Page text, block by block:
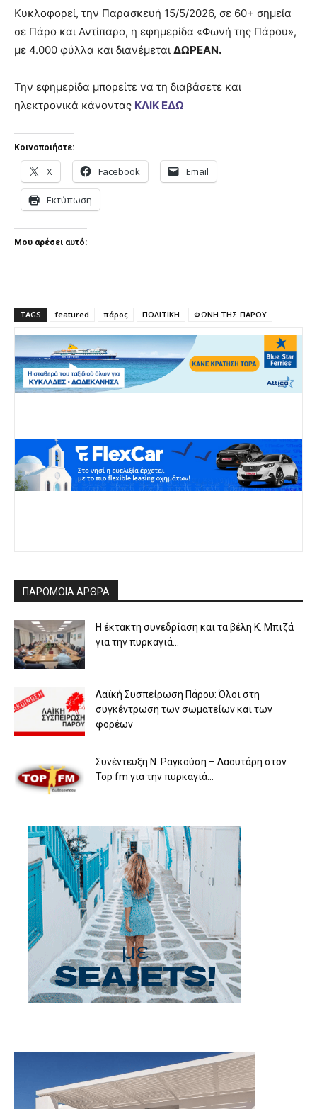
Κυκλοφορεί, την Παρασκευή 15/5/2026, σε 60+ σημεία
σε Πάρο και Αντίπαρο, η εφημερίδα «Φωνή της Πάρου»,
με 4.000 φύλλα και διανέμεται ΔΩΡΕΑΝ.
Την εφημερίδα μπορείτε να τη διαβάσετε και
ηλεκτρονικά κάνοντας ΚΛΙΚ ΕΔΩ
Κοινοποιήστε:
X Facebook Email
Εκτύπωση
Μου αρέσει αυτό:
TAGS featured πάρος ΠΟΛΙΤΙΚΗ ΦΩΝΗ ΤΗΣ ΠΑΡΟΥ
ΠΑΡΟΜΟΙΑ ΑΡΘΡΑ
Η έκτακτη συνεδρίαση και τα βέλη Κ. Μπιζά
για την πυρκαγιά...
Λαϊκή Συσπείρωση Πάρου: Όλοι στη
συγκέντρωση των σωματείων και των
φορέων
Συνέντευξη Ν. Ραγκούση – Λαουτάρη στον
Top fm για την πυρκαγιά...